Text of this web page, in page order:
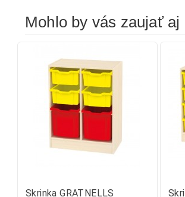
Mohlo by vás zaujať aj
Skrinka GRATNELLS